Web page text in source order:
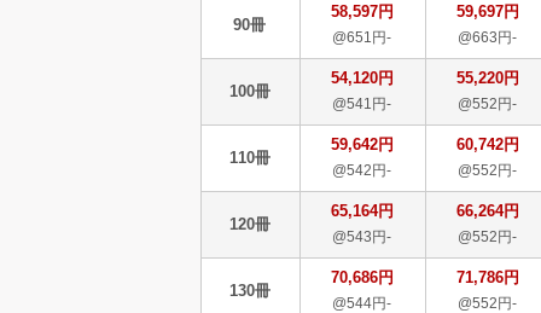
90冊
58,597円
@651円-
59,697円
@663円-
100冊
54,120円
@541円-
55,220円
@552円-
110冊
59,642円
@542円-
60,742円
@552円-
120冊
65,164円
@543円-
66,264円
@552円-
130冊
70,686円
@544円-
71,786円
@552円-